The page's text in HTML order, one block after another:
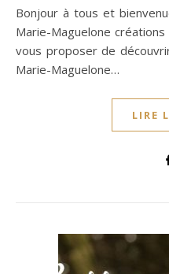
Bonjour à tous et bienvenue si vous venez d’arriver chez
Marie-Maguelone
vous proposer de
Marie-Maguelone…
LIRE